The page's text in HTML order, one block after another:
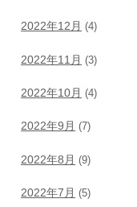
2022年12月 (4)
2022年11月 (3)
2022年10月 (4)
2022年9月 (7)
2022年8月 (9)
2022年7月 (5)